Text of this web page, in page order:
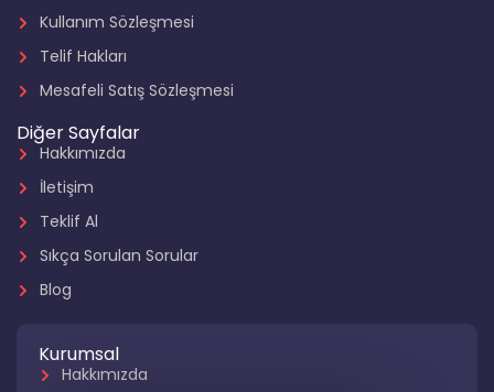
Kullanım Sözleşmesi
Telif Hakları
Mesafeli Satış Sözleşmesi
Diğer Sayfalar
Hakkımızda
İletişim
Teklif Al
Sıkça Sorulan Sorular
Blog
Kurumsal
Hakkımızda